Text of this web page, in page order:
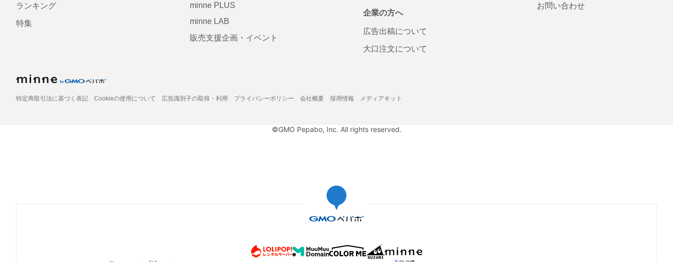
ランキング
特集
minne PLUS
minne LAB
販売支援企画・イベント
企業の方へ
広告出稿について
大口注文について
お問い合わせ
特定商取引法に基づく表記 Cookieの使用について 広告識別子の取得・利用 プライバシーポリシー 会社概要 採用情報 メディアキット
©GMO Pepabo, Inc. All rights reserved.